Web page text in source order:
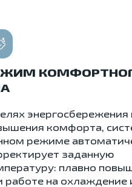
энергосбережения
комфорта,
режиме
заданную
плавно
работе на охлаждение